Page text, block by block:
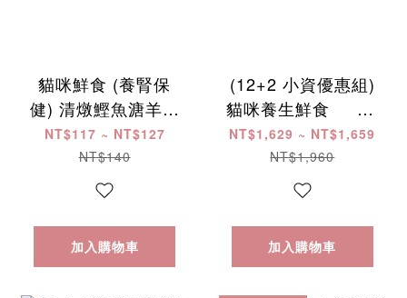
貓咪鮮食 (養腎保
健) 清燉鰹魚溏羊雞
120g
NT$117 ~ NT$127
NT$140
加入購物車
(12+2 小資優惠組)
貓咪養生鮮食 ​ ​ ​ ​ ​ ​ ​ ​ ​
​ ​ ​ ​ ​ ​ ​ ​ ​ ​ ​ ​ ​ ​ ​ ​ ​ ​ ​ ​ ​ ​ ​ ​ ​ ​
NT$1,629 ~ NT$1,659
NT$1,960
加入購物車